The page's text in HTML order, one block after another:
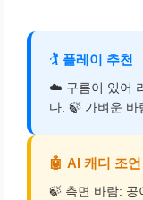
🏌️ 플레이 추천
☁️ 구름이 있어
다. 🍃 가벼운 바
🤖 AI 캐디 조언
🍃 측면 바람: 공